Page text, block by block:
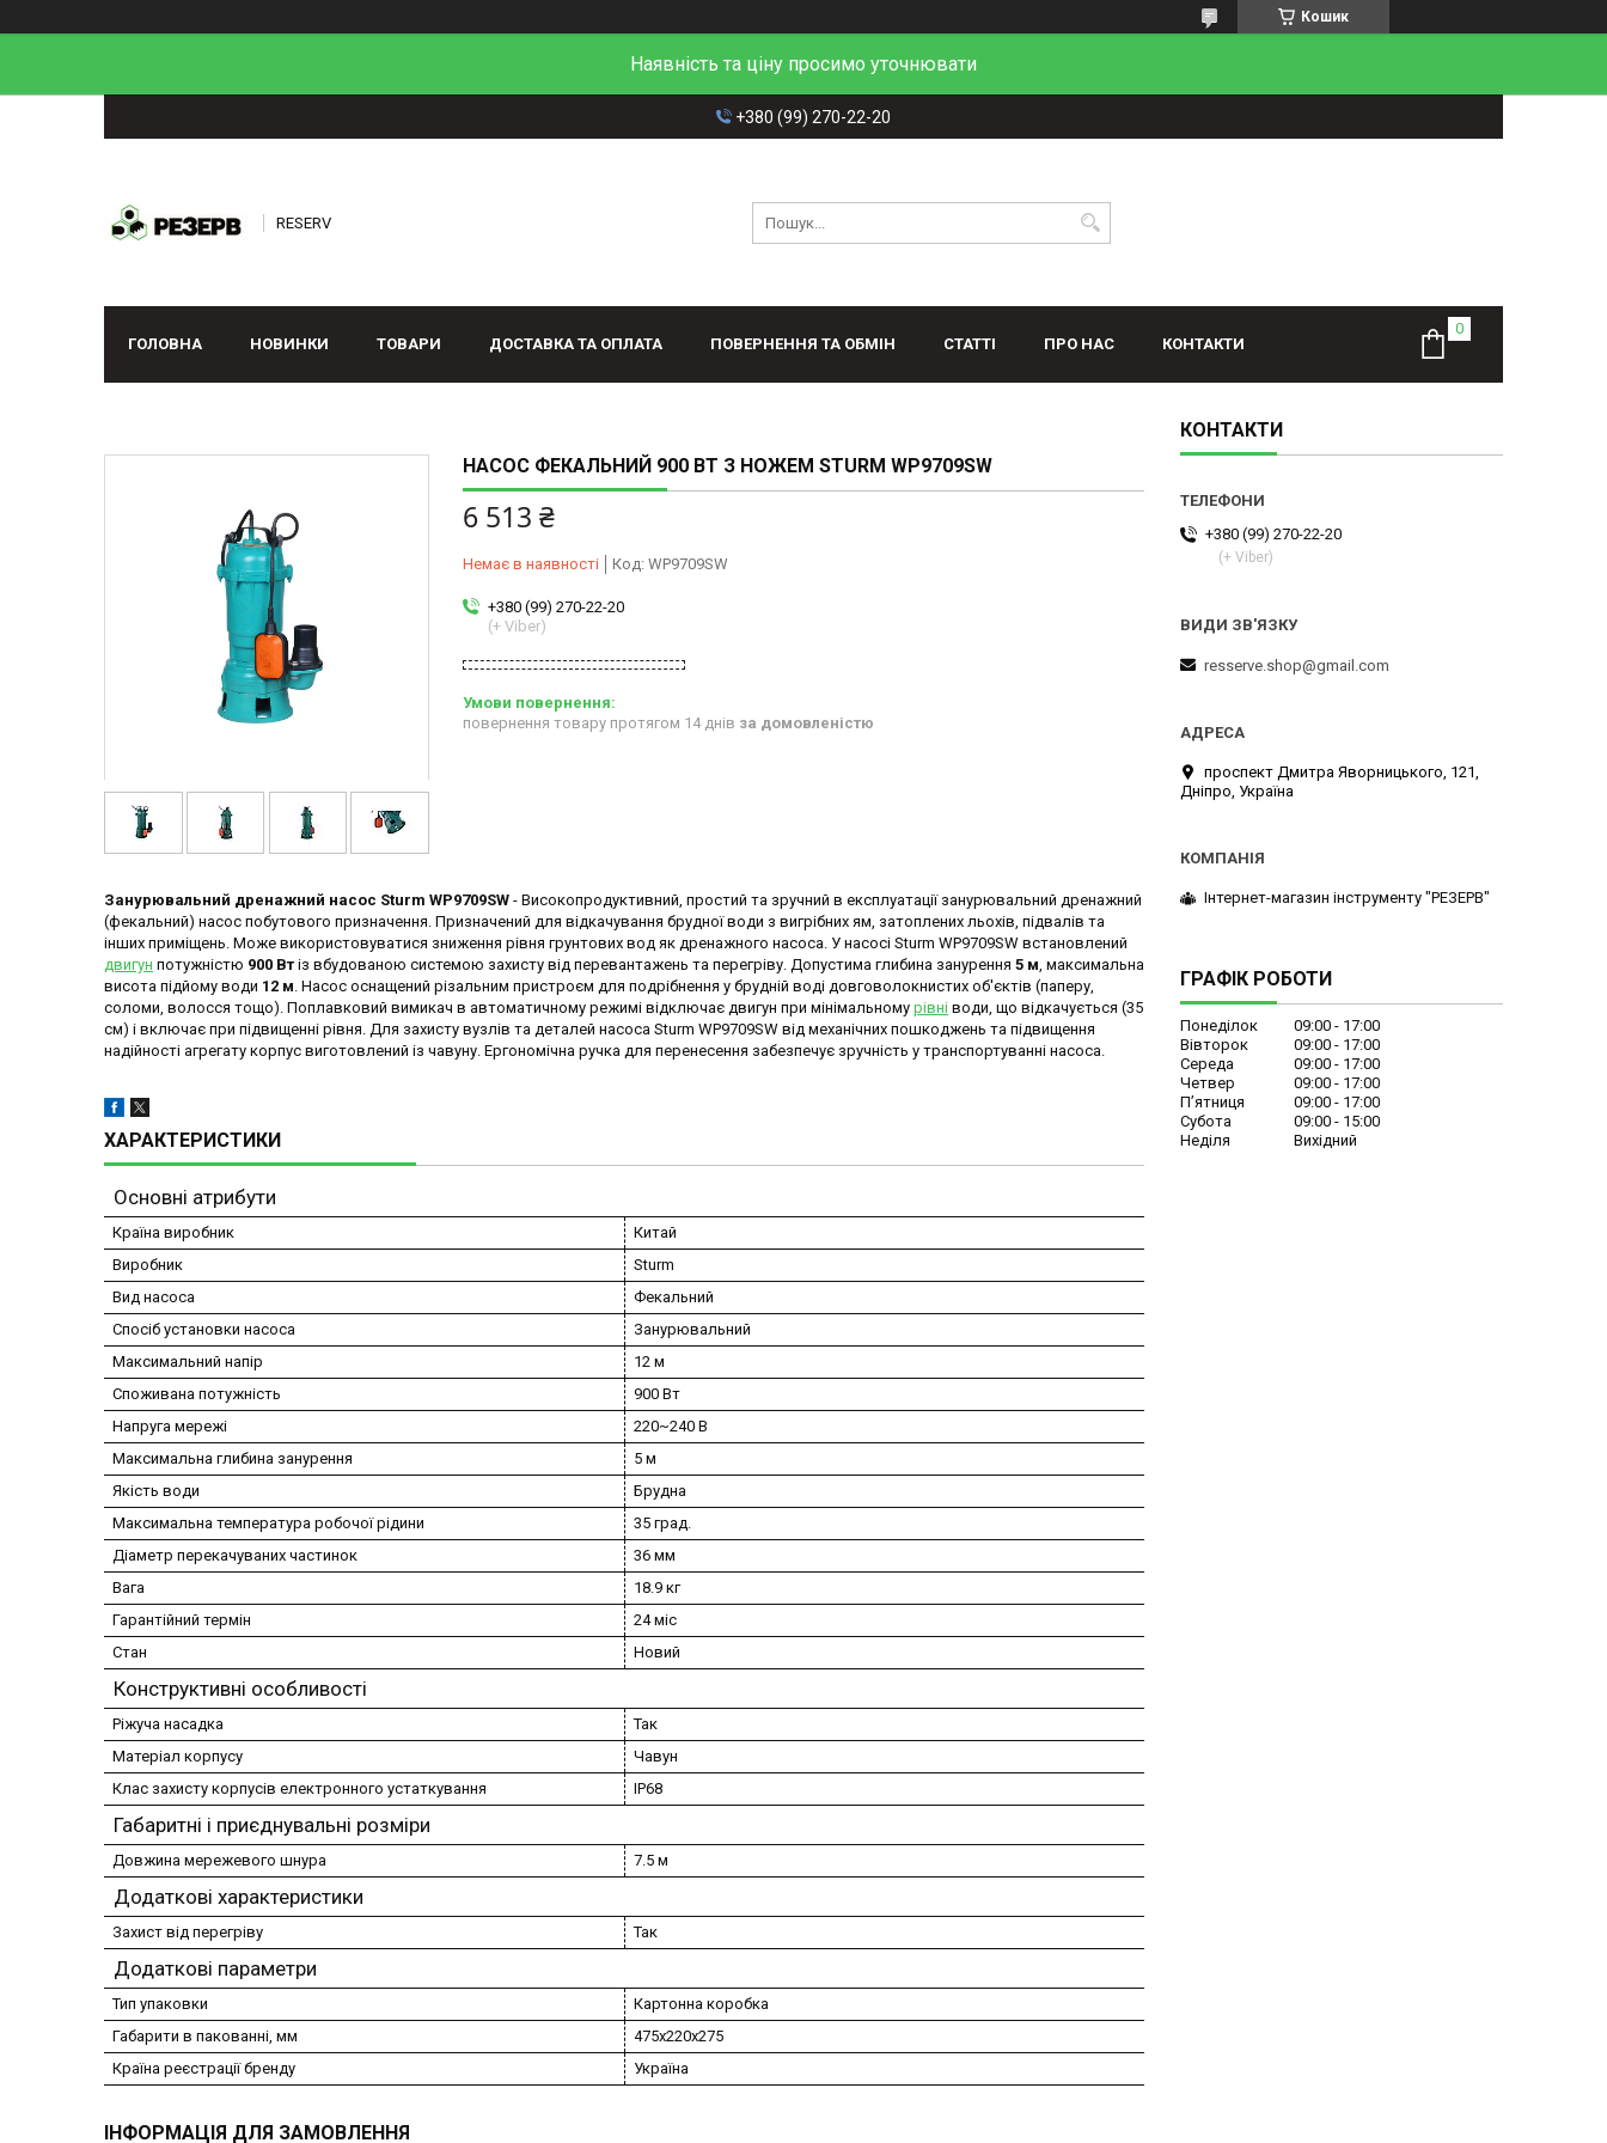
Кошик
Наявність та ціну просимо уточнювати
+380 (99) 270-22-20
RESERV
ГОЛОВНА НОВИНКИ ТОВАРИ ДОСТАВКА ТА ОПЛАТА ПОВЕРНЕННЯ ТА ОБМІН СТАТТІ ПРО НАС КОНТАКТИ
НАСОС ФЕКАЛЬНИЙ 900 ВТ З НОЖЕМ STURM WP9709SW
6 513 ₴
Немає в наявності Код: WP9709SW
+380 (99) 270-22-20
(+ Viber)
повернення товару протягом 14 днів за домовленістю
Занурювальний дренажний насос Sturm WP9709SW - Високопродуктивний, простий та зручний в експлуатації занурювальний дренажний
(фекальний) насос побутового призначення. Призначений для відкачування брудної води з вигрібних ям, затоплених льохів, підвалів та
інших приміщень. Може використовуватися зниження рівня грунтових вод як дренажного насоса. У насосі Sturm WP9709SW встановлений
двигун потужністю 900 Вт із вбудованою системою захисту від перевантажень та перегріву. Допустима глибина занурення 5 м, максимальна
висота підйому води 12 м. Насос оснащений різальним пристроєм для подрібнення у брудній воді довговолокнистих об'єктів (паперу,
соломи, волосся тощо). Поплавковий вимикач в автоматичному режимі відключає двигун при мінімальному рівні води, що відкачується (35
см) і включає при підвищенні рівня. Для захисту вузлів та деталей насоса Sturm WP9709SW від механічних пошкоджень та підвищення
надійності агрегату корпус виготовлений із чавуну. Ергономічна ручка для перенесення забезпечує зручність у транспортуванні насоса.
ХАРАКТЕРИСТИКИ
Основні атрибути
Країна виробник
Китай
Виробник
Sturm
Вид насоса
Фекальний
Спосіб установки насоса
Занурювальний
Максимальний напір
12 м
Споживана потужність
900 Вт
Напруга мережі
220~240 В
Максимальна глибина занурення
5 м
Якість води
Брудна
Максимальна температура робочої рідини
35 град.
Діаметр перекачуваних частинок
36 мм
Вага
18.9 кг
Гарантійний термін
24 міс
Стан
Новий
Конструктивні особливості
Ріжуча насадка
Так
Матеріал корпусу
Чавун
Клас захисту корпусів електронного устаткування
IP68
Габаритні і приєднувальні розміри
Довжина мережевого шнура 7.5 м
Додаткові характеристики
Захист від перегріву Так
Додаткові параметри
Тип упаковки
Картонна коробка
Габарити в пакованні, мм
475x220x275
Країна реєстрації бренду
Україна
ІНФОРМАЦІЯ ДЛЯ ЗАМОВЛЕННЯ
КОНТАКТИ
+380 (99) 270-22-20
(+ Viber)
resserve.shop@gmail.com
проспект Дмитра Яворницького, 121,
Дніпро, Україна
Інтернет-магазин інструменту "РЕЗЕРВ"
ГРАФІК РОБОТИ
Понеділок 09:00
17:00
Вівторок
09:00
17:00
Середа
09:00
17:00
Четвер
09:00
17:00
Пʼятниця
09:00
17:00
Субота
09:00
15:00
Неділя
Вихідний